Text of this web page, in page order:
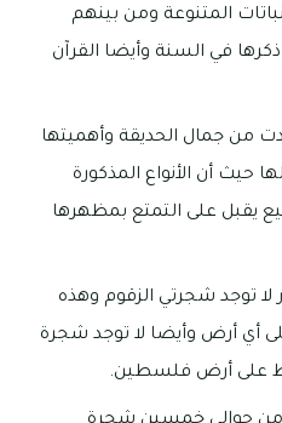
المتنوعة ومن بينهم
ذكرها في السنة وأيضا القرآن
من جمال الحديقة وأهميتها
حيث أن الأنواع المذكورة
يقبل على التمتع بمظهرها
لا توجد شجرتي الزقوم وهذه
أي أرض وأيضا لا توجد شجرة
على أرض فلسطين.